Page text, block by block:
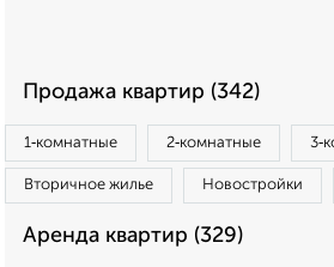
Продажа квартир (342)
1‑комнатные 2‑комнатные
Вторичное жилье Новостройки
Аренда квартир (329)